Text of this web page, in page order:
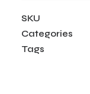
-
38
quantity
SKU
Categories
Tags